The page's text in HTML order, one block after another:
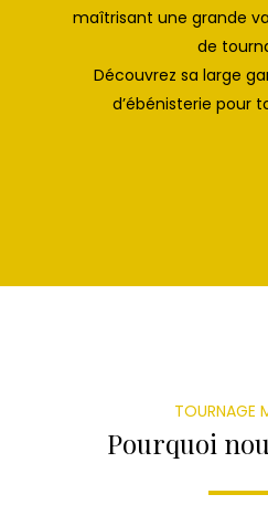
maîtrisant une grande
de
Découvrez sa large
d’ébénisterie pour
TOURNAGE
Pourquoi